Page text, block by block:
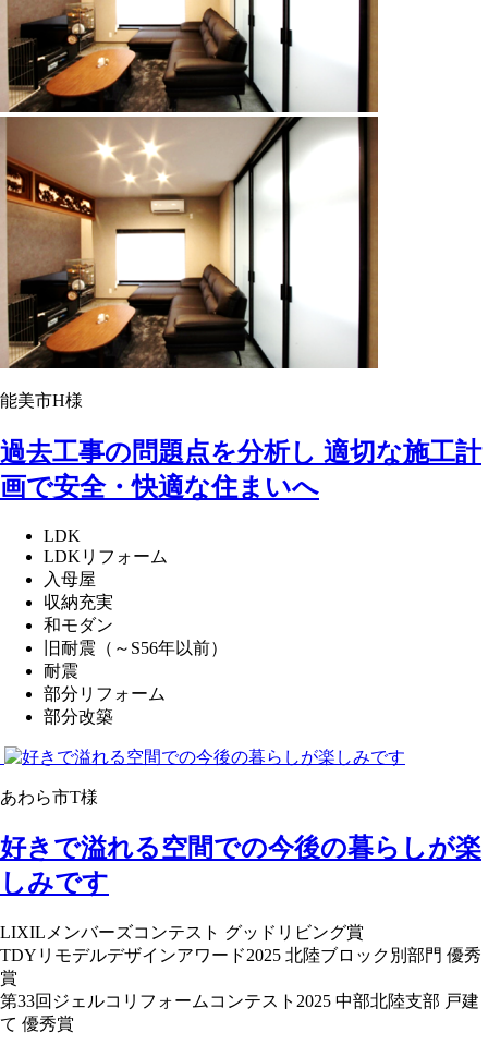
能美市H様
過去工事の問題点を分析し 適切な施工計
画で安全・快適な住まいへ
LDK
LDKリフォーム
入母屋
収納充実
和モダン
旧耐震（～S56年以前）
耐震
部分リフォーム
部分改築
あわら市T様
好きで溢れる空間での今後の暮らしが楽
しみです
LIXILメンバーズコンテスト グッドリビング賞
TDYリモデルデザインアワード2025 北陸ブロック別部門 優秀
賞
第33回ジェルコリフォームコンテスト2025 中部北陸支部 戸建
て 優秀賞